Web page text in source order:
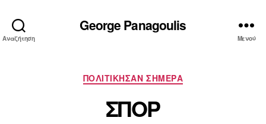
Αναζήτηση
George Panagoulis
Μενού
Κατηγορίες
ΠΟΛΙΤΙΚΗΣΑΝ ΣΗΜΕΡΑ
ΣΠΟΡ